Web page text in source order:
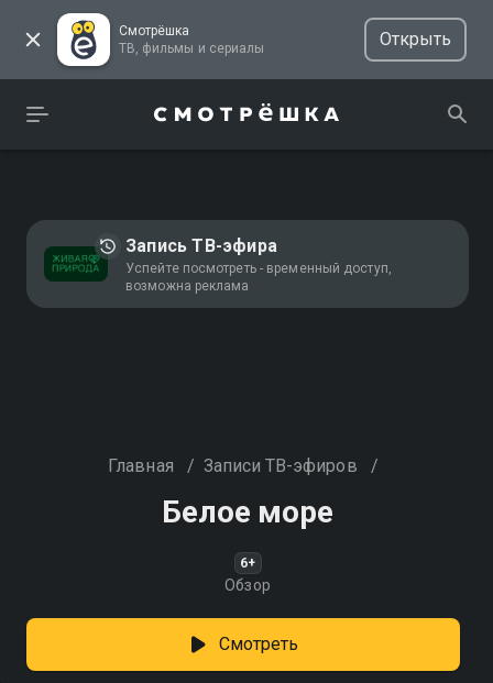
Смотрёшка
ТВ, фильмы и сериалы
Открыть
Запись ТВ-эфира
Успейте посмотреть - временный доступ,
возможна реклама
Главная / Записи ТВ-эфиров /
Белое море
6+
Обзор
Смотреть